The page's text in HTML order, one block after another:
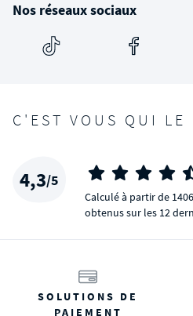
Nos réseaux sociaux
C'EST VOUS QUI LE
4,3/5
Calculé à partir de
obtenus sur les 12
SOLUTIONS DE
PAIEMENT